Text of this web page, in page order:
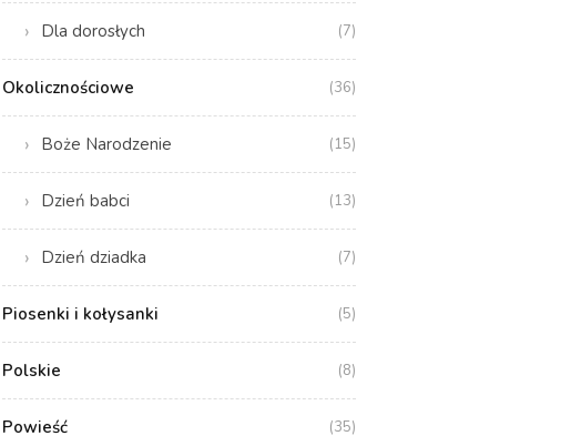
Dla dorosłych (7)
Okolicznościowe (36)
Boże Narodzenie (15)
Dzień babci (13)
Dzień dziadka (7)
Piosenki i kołysanki (5)
Polskie (8)
Powieść (35)